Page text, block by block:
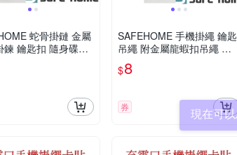
蛇骨掛鏈 金屬
鍊 鑰匙扣 隨身碟防
金屬材質 CPA040
SAFEHOME 手機掛繩 鑰匙
吊繩 附金屬龍蝦扣吊繩 玩
具公仔五金配件小繩子 7公
分長 CPA041
$8
券